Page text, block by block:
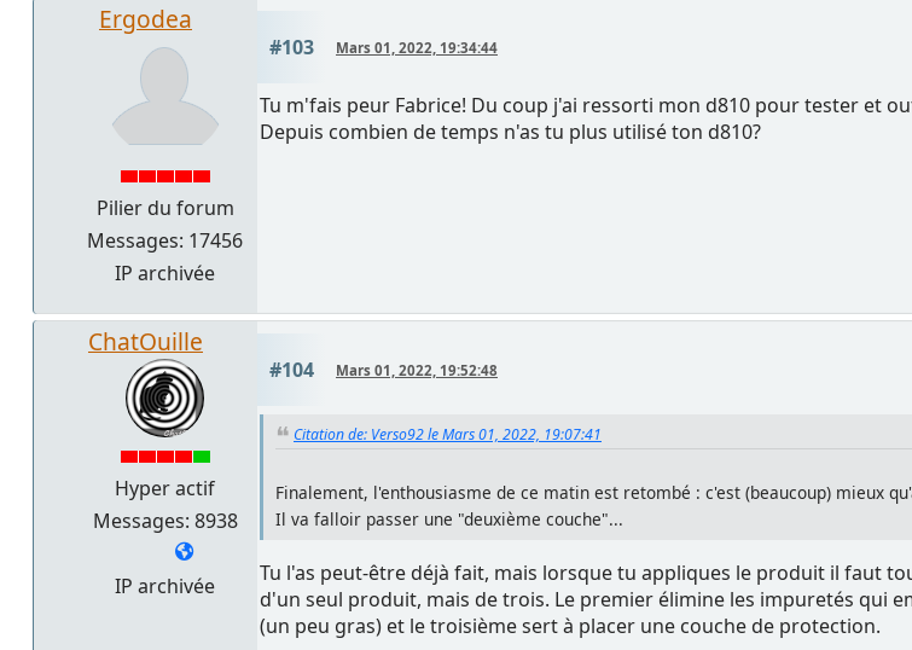
Ergodea
Pilier du forum
Messages: 17456
IP archivée
#103 Mars 01, 2022, 19:34:44
Tu m'fais peur Fabrice! Du coup j'ai ressorti mon d810 pour tester et
Depuis combien de temps n'as tu plus utilisé ton d810?
ChatOuille
Hyper actif
Messages: 8938
IP archivée
#104 Mars 01, 2022, 19:52:48
Citation de: Verso92 le Mars 01, 2022, 19:07:41
Finalement, l'enthousiasme de ce matin est retombé : c'est (beaucoup) mieux
Il va falloir passer une "deuxième couche"...
Tu l'as peut-être déjà fait, mais lorsque tu appliques le produit il faut
d'un seul produit, mais de trois. Le premier élimine les impuretés qui
(un peu gras) et le troisième sert à placer une couche de protection.